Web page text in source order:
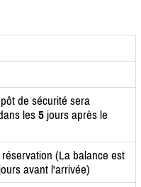
de sécurité sera
les5 jours après le
(La balance est
avant l'arrivée)